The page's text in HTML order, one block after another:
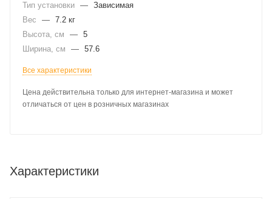
Тип установки — Зависимая
Вес
— 7.2 кг
Высота, см
— 5
Ширина, см
— 57.6
Все характеристики
Цена действительна только для интернет-магазина и может
отличаться от цен в розничных магазинах
Характеристики